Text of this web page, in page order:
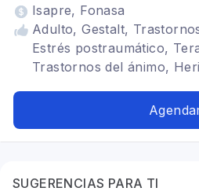
Isapre, Fonasa
Adulto, Gestalt,
Estrés postraumático,
Trastornos del ánimo,
SUGERENCIAS PARA TI